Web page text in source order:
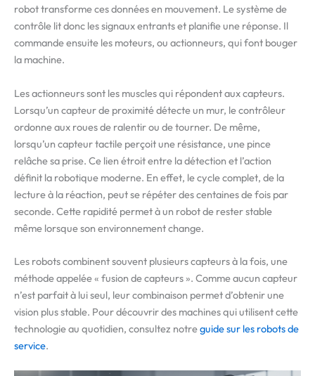
robot transforme ces données en mouvement. Le système de
contrôle lit donc les signaux entrants et planifie une réponse. Il
commande ensuite les moteurs, ou actionneurs, qui font bouger
la machine.
Les actionneurs sont les muscles qui répondent aux capteurs.
Lorsqu’un capteur de proximité détecte un mur, le contrôleur
ordonne aux roues de ralentir ou de tourner. De même,
lorsqu’un capteur tactile perçoit une résistance, une pince
relâche sa prise. Ce lien étroit entre la détection et l’action
définit la robotique moderne. En effet, le cycle complet, de la
lecture à la réaction, peut se répéter des centaines de fois par
seconde. Cette rapidité permet à un robot de rester stable
même lorsque son environnement change.
Les robots combinent souvent plusieurs capteurs à la fois, une
méthode appelée « fusion de capteurs ». Comme aucun capteur
n’est parfait à lui seul, leur combinaison permet d’obtenir une
vision plus stable. Pour découvrir des machines qui utilisent cette
technologie au quotidien, consultez notreguide sur les robots de
service.